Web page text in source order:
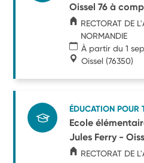
Oissel 76 à
RECTORAT DE
NORMANDIE
À partir du 1
Oissel (76350)
ÉDUCATION POUR
Ecole
Jules Ferry -
RECTORAT DE